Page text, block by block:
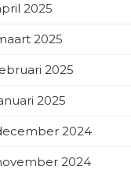
2025
2025
2025
2025
2024
2024